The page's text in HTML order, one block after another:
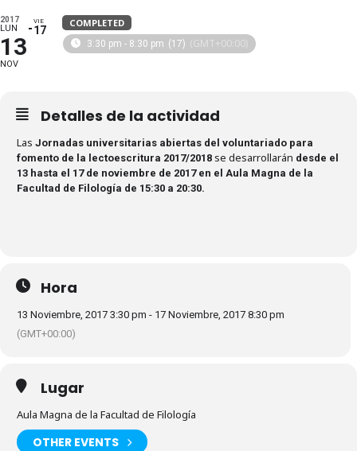
2017
LUN
13
NOV
VIE
17
COMPLETED
3:30 pm - 8:30 pm (17) (GMT+00:00)
Detalles de la actividad
Las Jornadas universitarias abiertas del voluntariado para
fomento de la lectoescritura 2017/2018 se desarrollarán desde el
13 hasta el 17 de noviembre de 2017 en el Aula Magna de la
Facultad de Filología de 15:30 a 20:30.
Hora
13 Noviembre, 2017 3:30 pm - 17 Noviembre, 2017 8:30 pm
(GMT+00:00)
Lugar
Aula Magna de la Facultad de Filología
OTHER EVENTS